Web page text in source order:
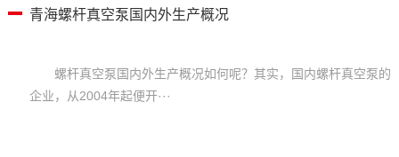
青海螺杆真空泵国内外生产概况
螺杆真空泵国内外生产概况如何呢？其实，国内螺杆真空泵的
企业，从2004年起便开···